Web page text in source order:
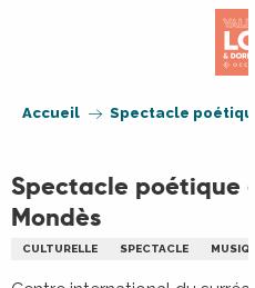
Accueil Spectacle
Spectacle poétique
Mondès
CULTURELLE SPECTACLE